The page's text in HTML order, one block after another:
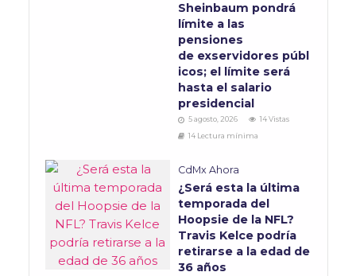
Sheinbaum pondrá
límite a las
pensiones
de exservidores públ
icos; el límite será
hasta el salario
presidencial
5 agosto, 2026
14 Vistas
14 Lectura mínima
CdMx Ahora
¿Será esta la última
temporada del
Hoopsie de la NFL?
Travis Kelce podría
retirarse a la edad de
36 años